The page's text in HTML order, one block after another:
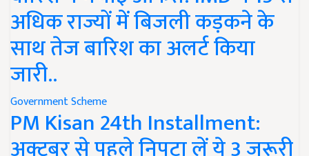
अधिक राज्यों में बिजली कड़कने के
साथ तेज बारिश का अलर्ट किया
जारी..
Government Scheme
PM Kisan 24th Installment: